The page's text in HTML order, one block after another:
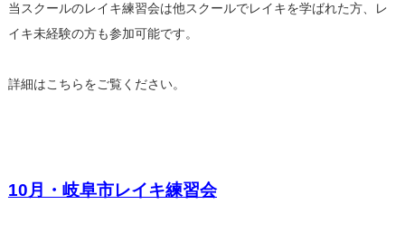
当スクールのレイキ練習会は他スクールでレイキを学ばれた方、レ
イキ未経験の方も参加可能です。
詳細はこちらをご覧ください。
10月・岐阜市レイキ練習会